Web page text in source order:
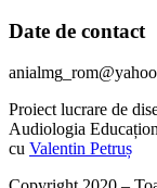
Date de contact
Proiect lucrare de
Audiologia
cu Valentin Petruș